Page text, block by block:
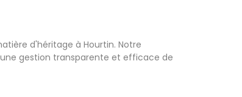
d'héritage à Hourtin. Notre
gestion transparente et efficace de